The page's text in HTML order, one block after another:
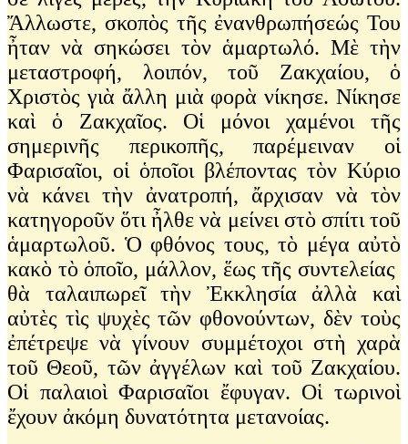
Ἄλλωστε, σκοπὸς τῆς ἐνανθρωπήσεώς Του
ἦταν νὰ σηκώσει τὸν ἁμαρτωλό. Μὲ τὴν
μεταστροφή, λοιπόν, τοῦ Ζακχαίου, ὁ
Χριστὸς γιὰ ἄλλη μιὰ φορὰ νίκησε. Νίκησε
καὶ ὁ Ζακχαῖος. Οἱ μόνοι χαμένοι τῆς
σημερινῆς περικοπῆς, παρέμειναν οἱ
Φαρισαῖοι, οἱ ὁποῖοι βλέποντας τὸν Κύριο
νὰ κάνει τὴν ἀνατροπή, ἄρχισαν νὰ τὸν
κατηγοροῦν ὅτι ἦλθε νὰ μείνει στὸ σπίτι τοῦ
ἁμαρτωλοῦ. Ὁ φθόνος τους, τὸ μέγα αὐτὸ
κακὸ τὸ ὁποῖο, μάλλον, ἕως τῆς συντελείας
θὰ ταλαιπωρεῖ τὴν Ἐκκλησία ἀλλὰ καὶ
αὐτὲς τὶς ψυχὲς τῶν φθονούντων, δὲν τοὺς
ἐπέτρεψε νὰ γίνουν συμμέτοχοι στὴ χαρὰ
τοῦ Θεοῦ, τῶν ἀγγέλων καὶ τοῦ Ζακχαίου.
Οἱ παλαιοὶ Φαρισαῖοι ἔφυγαν. Oἱ τωρινοὶ
ἔχουν ἀκόμη δυνατότητα μετανοίας.